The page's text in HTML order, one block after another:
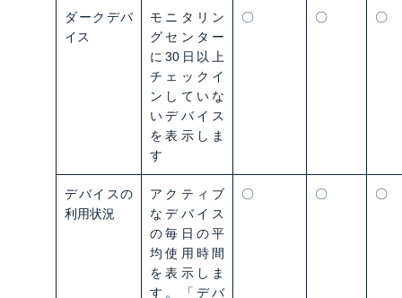
ダークデバ
イス
モニタリン
グセンター
に30日以上
チェックイ
ンしていな
いデバイス
を表示しま
す
〇 〇 〇
デバイスの
利用状況
アクティブ
なデバイス
の毎日の平
均使用時間
を表示しま
す。「デバ
〇 〇 〇